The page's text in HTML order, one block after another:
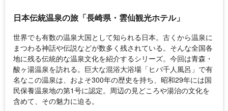
日本伝統温泉の旅「長崎県・雲仙観光ホテル」
世界でも有数の温泉大国として知られる日本。古くから温泉に
まつわる神話や伝説などが数多く残されている。そんな全国各
地に残る伝統的な温泉文化を紹介するシリーズ。今回は青森・
酸ヶ湯温泉を訪れる。巨大な混浴大浴場「ヒバ千人風呂」で有
名なこの温泉は、およそ300年の歴史を持ち、昭和29年には国
民保養温泉地の第1号に認定。周辺の見どころや湯治の文化を
含めて、その魅力に迫る。